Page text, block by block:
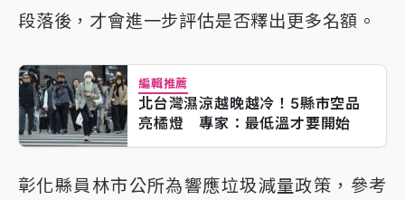
段落後，才會進一步評估是否釋出更多名額。
編輯推薦
北台灣濕涼越晚越冷！5縣市空品
亮橘燈 專家：最低溫才要開始
彰化縣員林市公所為響應垃圾減量政策，參考